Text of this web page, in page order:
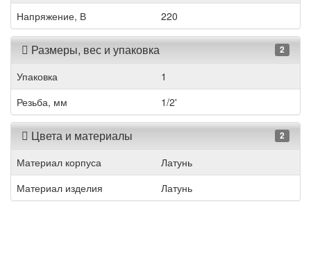
Напряжение, В
220
Размеры, вес и упаковка 2
Упаковка
1
Резьба, мм
1/2'
Цвета и материалы 2
Материал корпуса
Латунь
Материал изделия
Латунь